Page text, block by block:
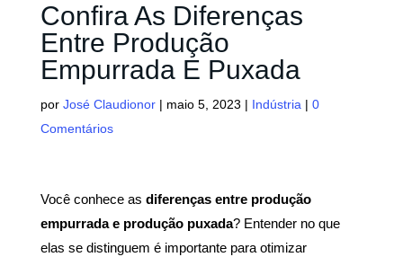
Confira As Diferenças
Entre Produção
Empurrada E Puxada
por José Claudionor| maio 5, 2023 | Indústria | 0
Comentários
Você conhece as diferenças entre produção
empurrada e produção puxada? Entender no que
elas se distinguem é importante para otimizar